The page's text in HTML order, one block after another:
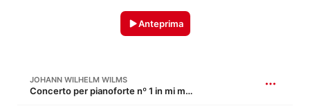
Anteprima
JOHANN WILHELM WILMS
Concerto per pianoforte nº 1 in mi maggiore, Op. 3